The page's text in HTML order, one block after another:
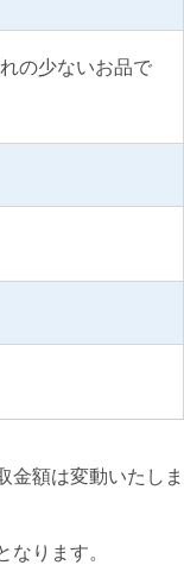
の少ないお品で
金額は変動いたしま
ります。